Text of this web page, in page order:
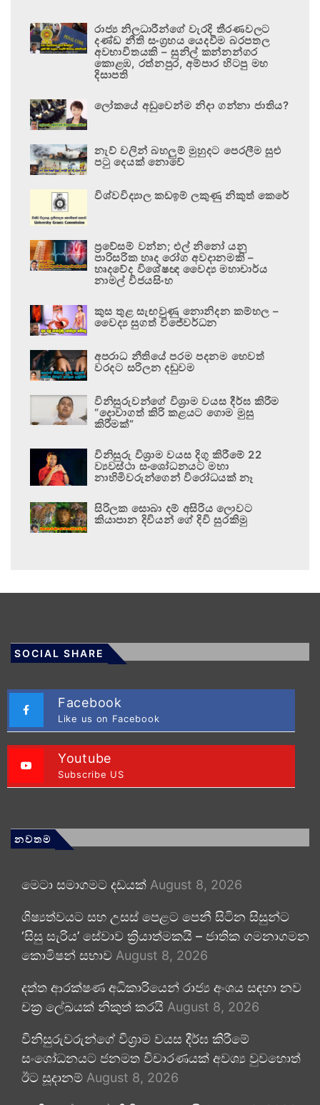
රාජ්‍ය නිලධාරීන්ගේ වැරදි තීරණවලට
දණ්ඩ නීති සංග්‍රහය යෙදවීම බරපතල
අවභාවිතයකි – සුනිල් කන්නන්ගර
කොළඹ, රත්නපුර, අම්පාර හිටපු මහ
දිසාපති
ලෝකයේ අඩුවෙන්ම නිදා ගන්නා ජාතිය?
නැව් වලින් බහලුම් මුහුදට පෙරලීම සුළු
පටු දෙයක් නොවේ
විශ්වවිද්‍යාල කඩඉම් ලකුණු නිකුත් කෙරේ
ප්‍රවේසම් වන්න; එල් නිනෝ යනු
පාරිසරික හෘද රෝග අවදානමකි –
හෘදවේද විශේෂඥ වෛද්‍ය මහාචාර්ය
නාමල් විජයසිංහ
කුස තුළ සැඟවුණු නොනිදන කම්හල –
වෛද්‍ය සුගත් විජේවර්ධන
අපරාධ නීතියේ පරම පදනම හෙවත්
වරදට සරිලන දඬුවම
විනිසුරුවන්ගේ විශ්‍රාම වයස දීර්ඝ කිරීම
“දොවාගත් කිරි කළයට ගොම මුසු
කිරීමක්”
විනිසුරු විශ්‍රාම වයස දිගු කිරීමේ 22
ව්‍යවස්ථා සංශෝධනයට මහා
නාහිමිවරුන්ගෙන් විරෝධයක් නෑ
සිරිලක සොබා දම් අසිරිය ලොවට
කියාපාන දිවියන් ගේ දිවි සුරකිමු
SOCIAL SHARE
Facebook
Like us on Facebook
Youtube
Subscribe US
නවතම
මෙටා සමාගමට දඩයක් August 8, 2026
ශිෂ්‍යත්වයට සහ උසස් පෙළට පෙනී සිටින සිසුන්ට
‘සිසු සැරිය’ සේවාව ක්‍රියාත්මකයි – ජාතික ගමනාගමන
කොමිෂන් සභාව August 8, 2026
දත්ත ආරක්ෂණ අධිකාරියෙන් රාජ්‍ය අංශය සඳහා නව
චක්‍ර ලේඛයක් නිකුත් කරයි August 8, 2026
විනිසුරුවරුන්ගේ විශ්‍රාම වයස දීර්ඝ කිරීමේ
සංශෝධනයට ජනමත විචාරණයක් අවශ්‍ය වුවහොත්
ඊට සූදානම් August 8, 2026